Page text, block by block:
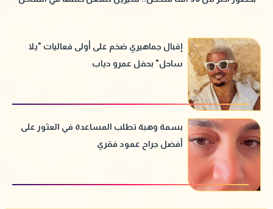
إقبال جماهيري ضخم على أولى فعاليات "يلا
ساحل" بحفل عمرو دياب
بسمة وهبة تطلب المساعدة في العثور على
أفضل جراح عمود فقري